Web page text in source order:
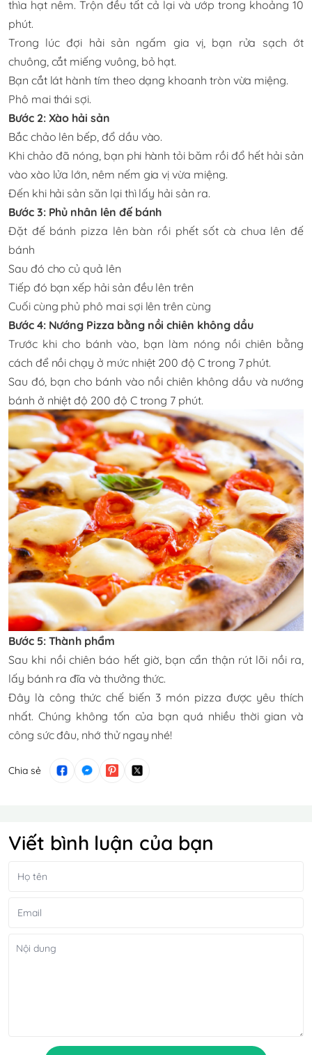
thìa hạt nêm. Trộn đều tất cả lại và ướp trong khoảng 10
phút.
Trong lúc đợi hải sản ngấm gia vị, bạn rửa sạch ớt
chuông, cắt miếng vuông, bỏ hạt.
Bạn cắt lát hành tím theo dạng khoanh tròn vừa miệng.
Phô mai thái sợi.
Bước 2: Xào hải sản
Bắc chảo lên bếp, đổ dầu vào.
Khi chảo đã nóng, bạn phi hành tỏi băm rồi đổ hết hải sản
vào xào lửa lớn, nêm nếm gia vị vừa miệng.
Đến khi hải sản săn lại thì lấy hải sản ra.
Bước 3: Phủ nhân lên đế bánh
Đặt đế bánh pizza lên bàn rồi phết sốt cà chua lên đế
bánh
Sau đó cho củ quả lên
Tiếp đó bạn xếp hải sản đều lên trên
Cuối cùng phủ phô mai sợi lên trên cùng
Bước 4: Nướng Pizza bằng nồi chiên không dầu
Trước khi cho bánh vào, bạn làm nóng nồi chiên bằng
cách để nồi chạy ở mức nhiệt 200 độ C trong 7 phút.
Sau đó, bạn cho bánh vào nồi chiên không dầu và nướng
bánh ở nhiệt độ 200 độ C trong 7 phút.
Bước 5: Thành phẩm
Sau khi nồi chiên báo hết giờ, bạn cẩn thận rút lõi nồi ra,
lấy bánh ra đĩa và thưởng thức.
Đây là công thức chế biến 3 món pizza được yêu thích
nhất. Chúng không tốn của bạn quá nhiều thời gian và
công sức đâu, nhớ thử ngay nhé!
Chia sẻ
Viết bình luận của bạn